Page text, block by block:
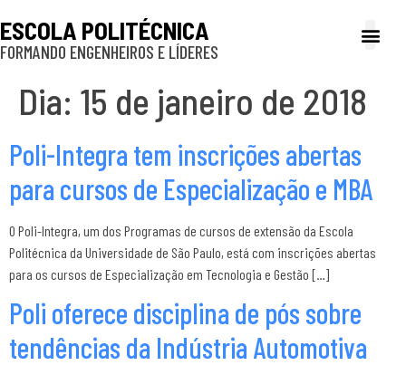
ESCOLA POLITÉCNICA
FORMANDO ENGENHEIROS E LÍDERES
Dia: 15 de janeiro de 2018
Poli-Integra tem inscrições abertas
para cursos de Especialização e MBA
O Poli-Integra, um dos Programas de cursos de extensão da Escola
Politécnica da Universidade de São Paulo, está com inscrições abertas
para os cursos de Especialização em Tecnologia e Gestão […]
Poli oferece disciplina de pós sobre
tendências da Indústria Automotiva